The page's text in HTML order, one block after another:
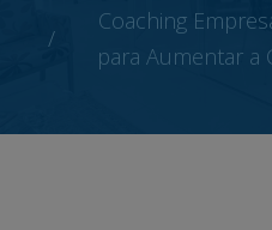
Coaching
para Aumentar a